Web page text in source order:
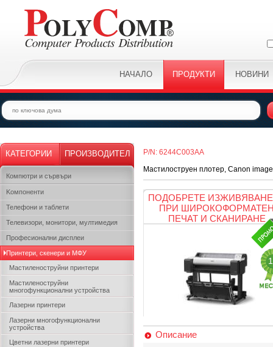
НАЧАЛО ПРОДУКТИ НОВИНИ
КАТЕГОРИИ ПРОИЗВОДИТЕЛ
Компютри и сървъри
Kомпоненти
Телефони и таблети
Телевизори, монитори, мултимедия
Професионални дисплеи
Принтери, скенери и МФУ
Мастиленоструйни принтери
Мастиленоструйни
многофункционални устройства
Лазерни принтери
Лазерни многофункционални
устройства
Цветни лазерни принтери
P/N: 6244C003AA
Мастилоструен плотер, Canon
ПОДОБРЕТЕ
ПРИ
ПЕЧАТ И СКАНИРАНЕ
Описание